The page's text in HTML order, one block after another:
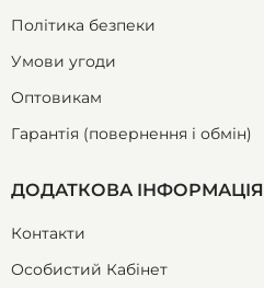
Політика безпеки
Умови угоди
Оптовикам
Гарантія (повернення і обмін)
ДОДАТКОВА ІНФОРМАЦІЯ
Контакти
Особистий Кабінет